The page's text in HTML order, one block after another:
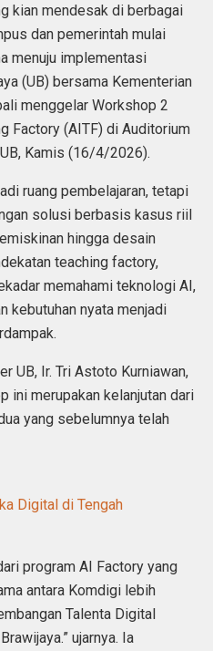
kian mendesak di berbagai
dan pemerintah mulai
menuju implementasi
(UB) bersama Kementerian
menggelar Workshop 2
Factory (AITF) di Auditorium
Kamis (16/4/2026).
ruang pembelajaran, tetapi
solusi berbasis kasus riil
hingga desain
teaching factory,
memahami teknologi AI,
kebutuhan nyata menjadi
UB, Ir. Tri Astoto Kurniawan,
ini merupakan kelanjutan dari
yang sebelumnya telah
Digital di Tengah
program AI Factory yang
antara Komdigi lebih
Talenta Digital
ujarnya. Ia